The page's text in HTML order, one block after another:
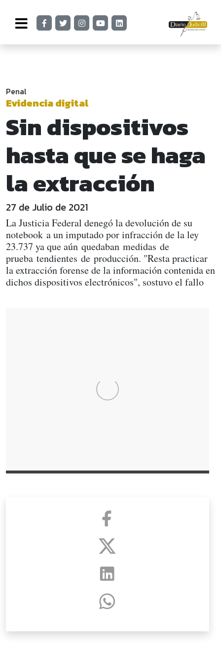
Penal
Evidencia digital
Sin dispositivos
hasta que se haga
la extracción
27 de Julio de 2021
La Justicia Federal denegó la devolución de su
notebook a un imputado por infracción de la ley
23.737 ya que aún quedaban medidas de
prueba tendientes de producción. "Resta practicar
la extracción forense de la información contenida en
dichos dispositivos electrónicos", sostuvo el fallo